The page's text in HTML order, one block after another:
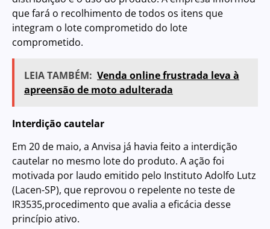
que fará o recolhimento de todos os itens que
integram o lote comprometido do lote
comprometido.
LEIA TAMBÉM: Venda online frustrada leva à
apreensão de moto adulterada
Interdição cautelar
Em 20 de maio, a Anvisa já havia feito a interdição
cautelar no mesmo lote do produto. A ação foi
motivada por laudo emitido pelo Instituto Adolfo Lutz
(Lacen-SP), que reprovou o repelente no teste de
IR3535,procedimento que avalia a eficácia desse
princípio ativo.